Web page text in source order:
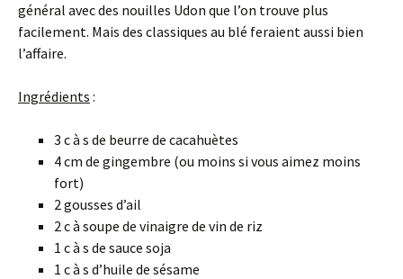
général avec des nouilles Udon que l’on trouve plus
facilement. Mais des classiques au blé feraient aussi bien
l’affaire.
Ingrédients :
3 c à s de beurre de cacahuètes
4 cm de gingembre (ou moins si vous aimez moins
fort)
2 gousses d’ail
2 c à soupe de vinaigre de vin de riz
1 c à s de sauce soja
1 c à s d’huile de sésame